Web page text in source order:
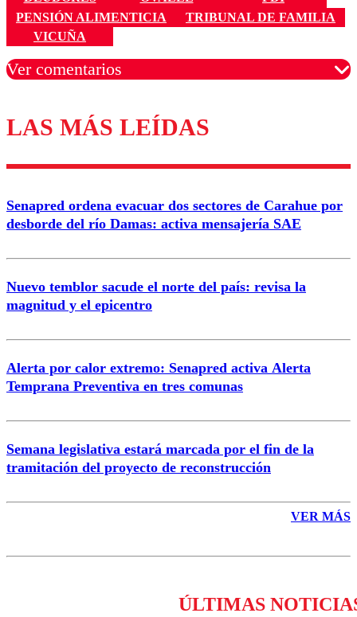
PENSIÓN ALIMENTICIA
TRIBUNAL DE FAMILIA
VICUÑA
Ver comentarios
Los comentarios son moderados para garantizar un
diálogo respetuoso.
Correo
LAS MÁS LEÍDAS
Senapred ordena evacuar dos sectores de Carahue por
desborde del río Damas: activa mensajería SAE
Nuevo temblor sacude el norte del país: revisa la
magnitud y el epicentro
Alerta por calor extremo: Senapred activa Alerta
Temprana Preventiva en tres comunas
Semana legislativa estará marcada por el fin de la
tramitación del proyecto de reconstrucción
VER MÁS
ÚLTIMAS